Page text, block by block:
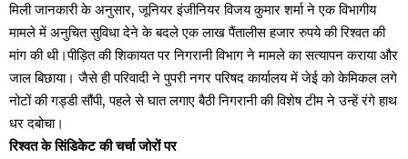
मिली जानकारी के अनुसार, जूनियर इंजीनियर विजय कुमार शर्मा ने एक विभागीय
मामले में अनुचित सुविधा देने के बदले एक लाख पैंतालीस हजार रुपये की रिश्वत की
मांग की थी।पीड़ित की शिकायत पर निगरानी विभाग ने मामले का सत्यापन कराया और
जाल बिछाया। जैसे ही परिवादी ने पुपरी नगर परिषद कार्यालय में जेई को केमिकल लगे
नोटों की गड्डी सौंपी, पहले से घात लगाए बैठी निगरानी की विशेष टीम ने उन्हें रंगे हाथ
धर दबोचा।
रिश्वत के सिंडिकेट की चर्चा जोरों पर